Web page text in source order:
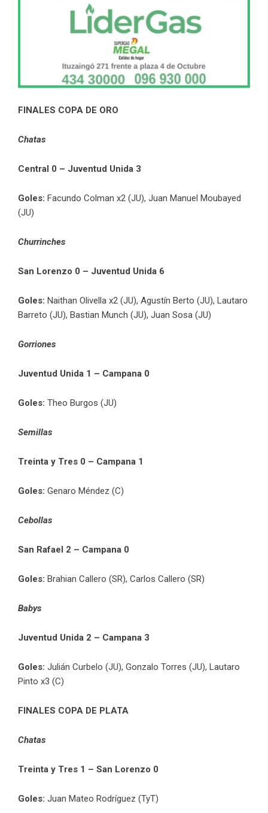
FINALES COPA DE ORO
Chatas
Central 0 – Juventud Unida 3
Goles: Facundo Colman x2 (JU), Juan Manuel Moubayed
(JU)
Churrinches
San Lorenzo 0 – Juventud Unida 6
Goles: Naithan Olivella x2 (JU), Agustín Berto (JU), Lautaro
Barreto (JU), Bastian Munch (JU), Juan Sosa (JU)
Gorriones
Juventud Unida 1 – Campana 0
Goles: Theo Burgos (JU)
Semillas
Treinta y Tres 0 – Campana 1
Goles: Genaro Méndez (C)
Cebollas
San Rafael 2 – Campana 0
Goles: Brahian Callero (SR), Carlos Callero (SR)
Babys
Juventud Unida 2 – Campana 3
Goles: Julián Curbelo (JU), Gonzalo Torres (JU), Lautaro
Pinto x3 (C)
FINALES COPA DE PLATA
Chatas
Treinta y Tres 1 – San Lorenzo 0
Goles: Juan Mateo Rodríguez (TyT)